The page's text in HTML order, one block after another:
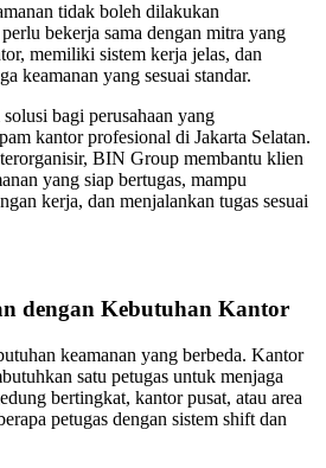
tidak boleh dilakukan
bekerja sama dengan mitra yang
memiliki sistem kerja jelas, dan
keamanan yang sesuai standar.
bagi perusahaan yang
kantor profesional di Jakarta Selatan.
BIN Group membantu klien
yang siap bertugas, mampu
kerja, dan menjalankan tugas sesuai
dengan Kebutuhan Kantor
keamanan yang berbeda. Kantor
satu petugas untuk menjaga
bertingkat, kantor pusat, atau area
petugas dengan sistem shift dan